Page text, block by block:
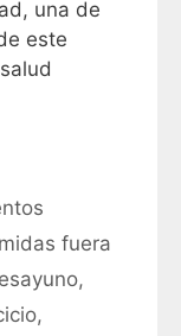
una de
este
fuera
,
,